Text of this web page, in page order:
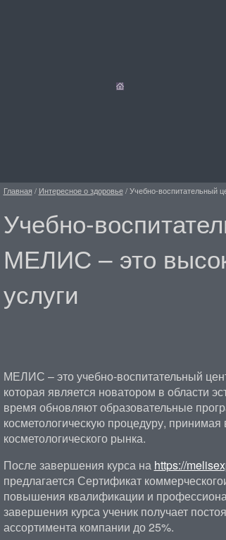
Главная / Интересное о здоровье/Учебно-воспитательный
Учебно-
МЕЛИС – это
услуги
МЕЛИС – это учебно-воспитательный
которая является новатором в области
время обновляют образовательные
косметологическую процедуру,
косметологического рынка.
После завершения курса на https://
предлагается Сертификат
повышения квалификации и
завершения курса ученик получает
ассортимента компании до 25%.